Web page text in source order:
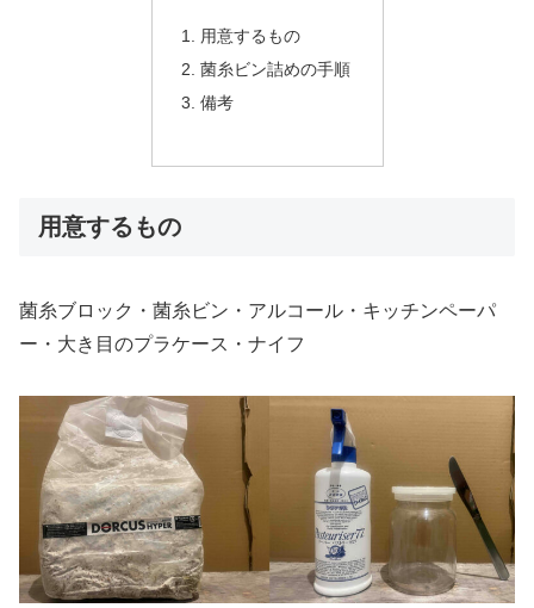
用意するもの
菌糸ビン詰めの手順
備考
用意するもの
菌糸ブロック・菌糸ビン・アルコール・キッチンペーパ
ー・大き目のプラケース・ナイフ